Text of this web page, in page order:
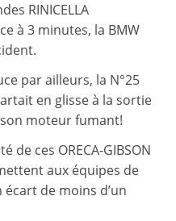
RINICELLA
à 3 minutes, la BMW
par ailleurs, la N°25
en glisse à la sortie
moteur fumant!
ces ORECA-GIBSON
aux équipes de
de moins d’un